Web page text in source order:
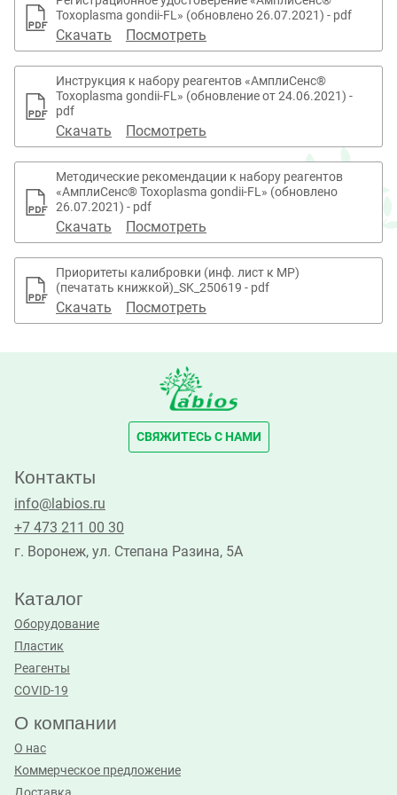
Toxoplasma gondii-FL» (обновлено 26.07.2021) - pdf
Скачать Посмотреть
Инструкция к набору реагентов «АмплиСенс®
Toxoplasma gondii-FL» (обновление от 24.06.2021) -
pdf
Скачать Посмотреть
Методические рекомендации к набору реагентов
«АмплиСенс® Toxoplasma gondii-FL» (обновлено
26.07.2021) - pdf
Скачать Посмотреть
Приоритеты калибровки (инф. лист к МР)
(печатать книжкой)_SK_250619 - pdf
Скачать Посмотреть
СВЯЖИТЕСЬ С НАМИ
Контакты
info@labios.ru
+7 473 211 00 30
г. Воронеж, ул. Степана Разина, 5А
Каталог
Оборудование
Пластик
Реагенты
COVID-19
О компании
О нас
Коммерческое предложение